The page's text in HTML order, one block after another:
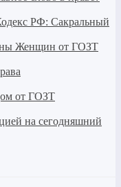
РФ: Сакральный
Женщин от ГОЗТ
от ГОЗТ
на сегодняшний